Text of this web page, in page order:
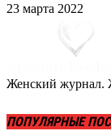
23 марта 2022
Женский журнал.
ПОПУЛЯРНЫЕ